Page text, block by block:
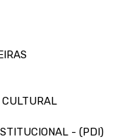
CULTURAL
- (PDI)